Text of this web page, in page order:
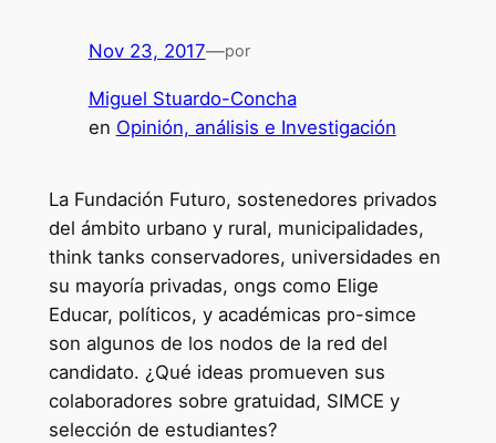
Nov 23, 2017—por
Miguel Stuardo-Concha
en Opinión, análisis e Investigación
La Fundación Futuro, sostenedores privados
del ámbito urbano y rural, municipalidades,
think tanks conservadores, universidades en
su mayoría privadas, ongs como Elige
Educar, políticos, y académicas pro-simce
son algunos de los nodos de la red del
candidato. ¿Qué ideas promueven sus
colaboradores sobre gratuidad, SIMCE y
selección de estudiantes?